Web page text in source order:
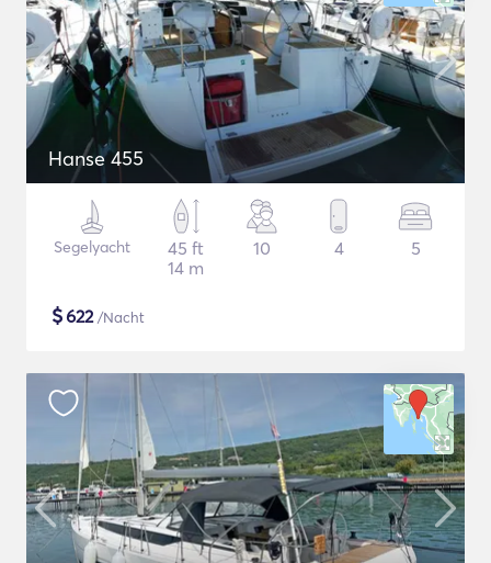
Hanse 455
Segelyacht
45 ft
14 m
10 4 5
$622/Nacht